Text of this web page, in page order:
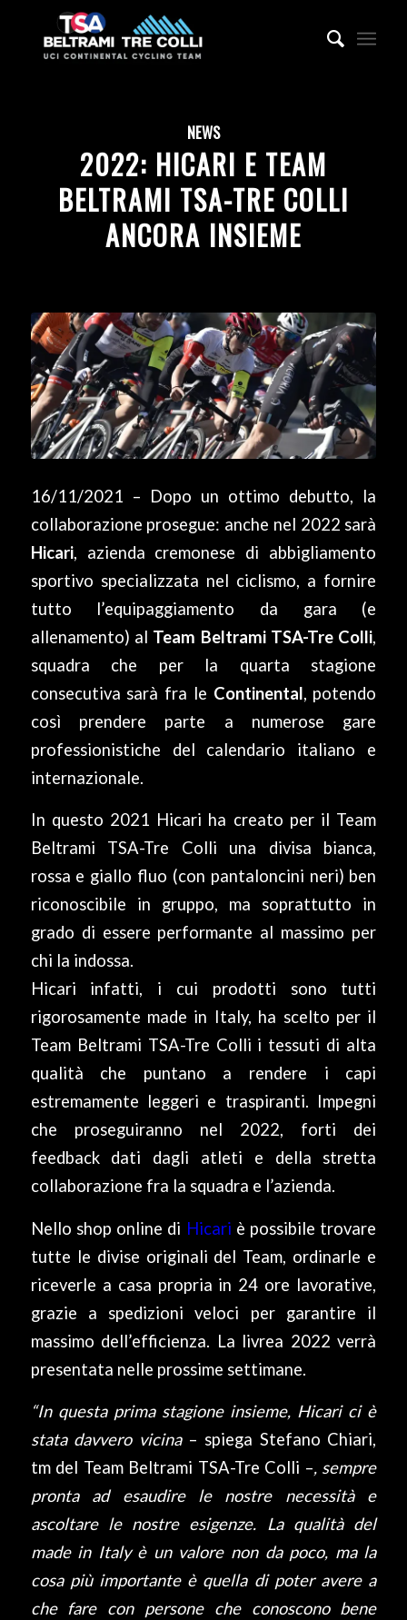
NEWS
2022: HICARI E TEAM
BELTRAMI TSA-TRE COLLI
ANCORA INSIEME
16/11/2021 – Dopo un ottimo debutto, la
collaborazione prosegue: anche nel 2022 sarà
Hicari, azienda cremonese di abbigliamento
sportivo specializzata nel ciclismo, a fornire
tutto l’equipaggiamento da gara (e
allenamento) al Team Beltrami TSA-Tre Colli,
squadra che per la quarta stagione
consecutiva sarà fra le Continental, potendo
così prendere parte a numerose gare
professionistiche del calendario italiano e
internazionale.
In questo 2021 Hicari ha creato per il Team
Beltrami TSA-Tre Colli una divisa bianca,
rossa e giallo fluo (con pantaloncini neri) ben
riconoscibile in gruppo, ma soprattutto in
grado di essere performante al massimo per
chi la indossa.
Hicari infatti, i cui prodotti sono tutti
rigorosamente made in Italy, ha scelto per il
Team Beltrami TSA-Tre Colli i tessuti di alta
qualità che puntano a rendere i capi
estremamente leggeri e traspiranti. Impegni
che proseguiranno nel 2022, forti dei
feedback dati dagli atleti e della stretta
collaborazione fra la squadra e l’azienda.
Nello shop online di Hicari è possibile trovare
tutte le divise originali del Team, ordinarle e
riceverle a casa propria in 24 ore lavorative,
grazie a spedizioni veloci per garantire il
massimo dell’efficienza. La livrea 2022 verrà
presentata nelle prossime settimane.
“In questa prima stagione insieme, Hicari ci è
stata davvero vicina – spiega Stefano Chiari,
tm del Team Beltrami TSA-Tre Colli –, sempre
pronta ad esaudire le nostre necessità e
ascoltare le nostre esigenze. La qualità del
made in Italy è un valore non da poco, ma la
cosa più importante è quella di poter avere a
che fare con persone che conoscono bene